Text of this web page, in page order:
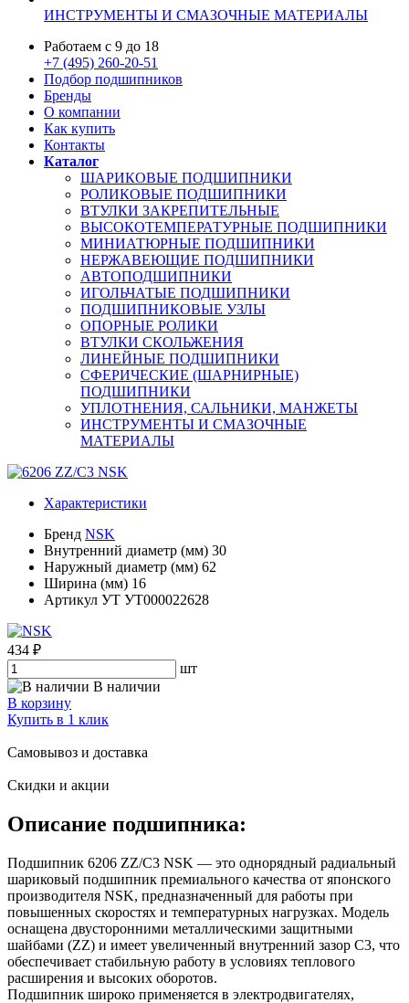
ИНСТРУМЕНТЫ И СМАЗОЧНЫЕ МАТЕРИАЛЫ
Работаем с 9 до 18
+7 (495) 260-20-51
Подбор подшипников
Бренды
О компании
Как купить
Контакты
Каталог
ШАРИКОВЫЕ ПОДШИПНИКИ
РОЛИКОВЫЕ ПОДШИПНИКИ
ВТУЛКИ ЗАКРЕПИТЕЛЬНЫЕ
ВЫСОКОТЕМПЕРАТУРНЫЕ ПОДШИПНИКИ
МИНИАТЮРНЫЕ ПОДШИПНИКИ
НЕРЖАВЕЮЩИЕ ПОДШИПНИКИ
АВТОПОДШИПНИКИ
ИГОЛЬЧАТЫЕ ПОДШИПНИКИ
ПОДШИПНИКОВЫЕ УЗЛЫ
ОПОРНЫЕ РОЛИКИ
ВТУЛКИ СКОЛЬЖЕНИЯ
ЛИНЕЙНЫЕ ПОДШИПНИКИ
СФЕРИЧЕСКИЕ (ШАРНИРНЫЕ)
ПОДШИПНИКИ
УПЛОТНЕНИЯ, САЛЬНИКИ, МАНЖЕТЫ
ИНСТРУМЕНТЫ И СМАЗОЧНЫЕ
МАТЕРИАЛЫ
Характеристики
Бренд NSK
Внутренний диаметр (мм) 30
Наружный диаметр (мм) 62
Ширина (мм) 16
Артикул УТ УТ000022628
434 ₽
шт
В наличии
В корзину
Купить в 1 клик
Самовывоз и доставка
Скидки и акции
Описание подшипника:
Подшипник 6206 ZZ/C3 NSK — это однорядный радиальный
шариковый подшипник премиального качества от японского
производителя NSK, предназначенный для работы при
повышенных скоростях и температурных нагрузках. Модель
оснащена двусторонними металлическими защитными
шайбами (ZZ) и имеет увеличенный внутренний зазор C3, что
обеспечивает стабильную работу в условиях теплового
расширения и высоких оборотов.
Подшипник широко применяется в электродвигателях,